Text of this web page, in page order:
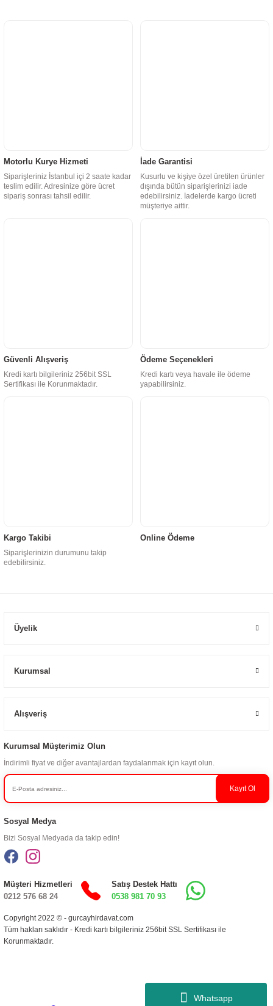
Whatsapp
Motorlu Kurye Hizmeti
Siparişleriniz İstanbul içi 2 saate kadar
teslim edilir. Adresinize göre ücret
sipariş sonrası tahsil edilir.
İade Garantisi
Kusurlu ve kişiye özel üretilen ürünler
dışında bütün siparişlerinizi iade
edebilirsiniz. İadelerde kargo ücreti
müşteriye aittir.
Güvenli Alışveriş
Kredi kartı bilgileriniz 256bit SSL
Sertifikası ile Korunmaktadır.
Ödeme Seçenekleri
Kredi kartı veya havale ile ödeme
yapabilirsiniz.
Kargo Takibi
Siparişlerinizin durumunu takip
edebilirsiniz.
Online Ödeme
Üyelik
Kurumsal
Alışveriş
Kurumsal Müşterimiz Olun
İndirimli fiyat ve diğer avantajlardan faydalanmak için kayıt olun.
Kayıt Ol
Sosyal Medya
Bizi Sosyal Medyada da takip edin!
Copyright 2022 © - gurcayhirdavat.com
Tüm hakları saklıdır - Kredi kartı bilgileriniz 256bit SSL Sertifikası ile
Korunmaktadır.
Müşteri Hizmetleri
0212 576 68 24
Satış Destek Hattı
0538 981 70 93